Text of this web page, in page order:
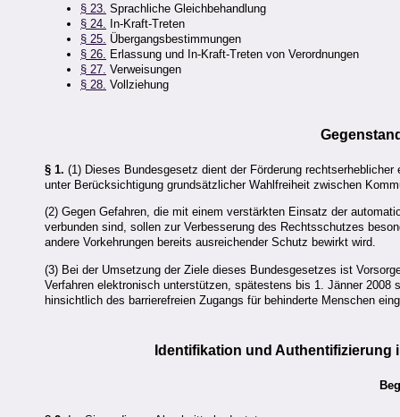
§ 23. Sprachliche Gleichbehandlung
§ 24. In-Kraft-Treten
§ 25. Übergangsbestimmungen
§ 26. Erlassung und In-Kraft-Treten von Verordnungen
§ 27. Verweisungen
§ 28. Vollziehung
§ 1. (1) Dieses Bundesgesetz dient der Förderung
unter Berücksichtigung grundsätzlicher Wahlfreiheit zwischen
(2) Gegen Gefahren, die mit einem verstärkten Einsatz der
verbunden sind, sollen zur Verbesserung des Rechtsschutzes
andere Vorkehrungen bereits ausreichender Schutz bewirkt wird.
(3) Bei der Umsetzung der Ziele dieses Bundesgesetzes ist
Verfahren elektronisch unterstützen, spätestens bis 1. Jänner
hinsichtlich des barrierefreien Zugangs für behinderte Menschen
Identifikation und Authentifizierung